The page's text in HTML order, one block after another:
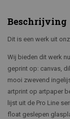
Beschrijving
Dit is een werk uit
Wij bieden dit werk
geprint op: canvas,
mooi zwevend
artprint op artpaper
lijst uit de Pro Line
float geslepen